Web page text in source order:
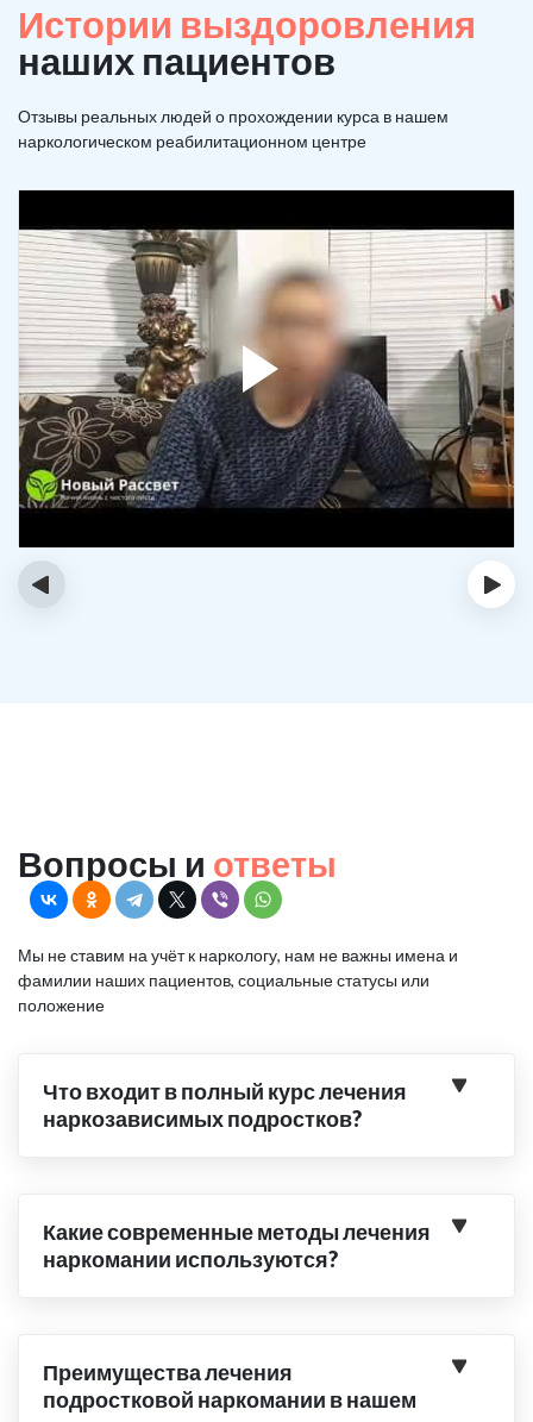
Истории выздоровления
наших пациентов
Отзывы реальных людей о прохождении курса в нашем
наркологическом реабилитационном центре
‹ ›
Вопросы и ответы
Мы не ставим на учёт к наркологу, нам не важны имена и
фамилии наших пациентов, социальные статусы или
положение
Что входит в полный курс лечения
наркозависимых подростков?
Какие современные методы лечения
наркомании используются?
Преимущества лечения
подростковой наркомании в нашем